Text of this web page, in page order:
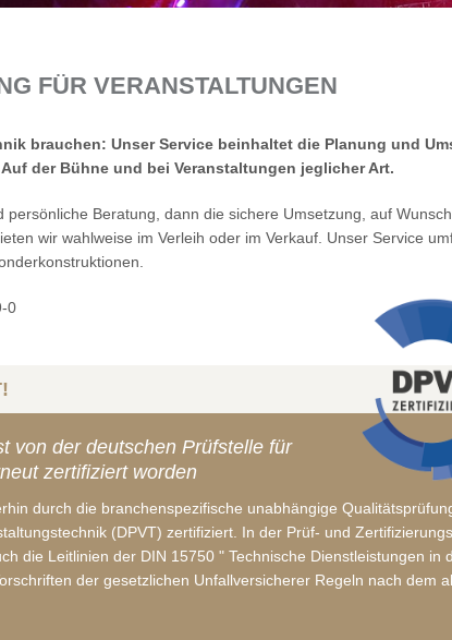
FÜR VERANSTALTUNGEN
brauchen: Unser Service beinhaltet die Planung und
der Bühne und bei Veranstaltungen jeglicher Art.
Beratung, dann die sichere Umsetzung, auf
wir wahlweise im Verleih oder im Verkauf. Unser Service
0
von der deutschen Prüfstelle für
zertifiziert worden
durch die branchenspezifische unabhängige
(DPVT) zertifiziert. In der Prüf- und
die Leitlinien der DIN 15750 " Technische Dienstleistungen in
der gesetzlichen Unfallversicherer Regeln nach dem